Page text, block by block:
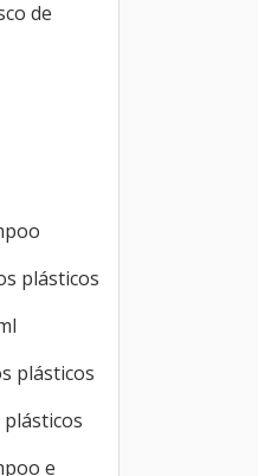
de
plásticos
plásticos
plásticos
e